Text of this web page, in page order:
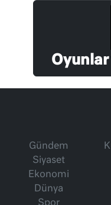
Gündem
Siyaset
Ekonomi
Dünya